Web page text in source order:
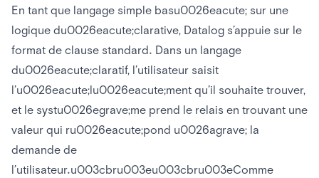
En tant que langage simple basu0026eacute; sur une
logique du0026eacute;clarative, Datalog s’appuie sur le
format de clause standard. Dans un langage
du0026eacute;claratif, l’utilisateur saisit
l’u0026eacute;lu0026eacute;ment qu’il souhaite trouver,
et le systu0026egrave;me prend le relais en trouvant une
valeur qui ru0026eacute;pond u0026agrave; la
demande de
l’utilisateur.u003cbru003eu003cbru003eComme